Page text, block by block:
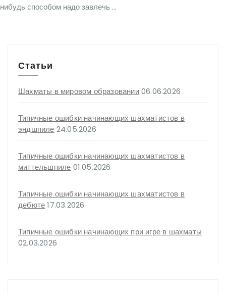
нибудь способом надо завлечь ...
Статьи
Шахматы в мировом образовании 06.06.2026
Типичные ошибки начинающих шахматистов в
эндшпиле 24.05.2026
Типичные ошибки начинающих шахматистов в
миттельшпиле 01.05.2026
Типичные ошибки начинающих шахматистов в
дебюте 17.03.2026
Типичные ошибки начинающих при игре в шахматы
02.03.2026